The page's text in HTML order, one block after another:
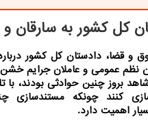
کل کشور به سارقان
و قضا، دادستان کل کشور
نظم عمومی و عاملان جرایم خشن
بروز چنین حوادثی بودند، با
کنند چونکه مستندسازی
اهمیت دارد.